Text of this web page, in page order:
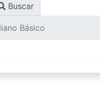
Buscar
Básico